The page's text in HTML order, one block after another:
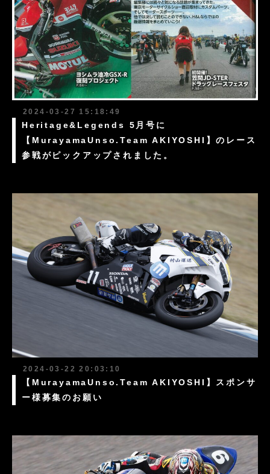
2024-03-27 15:18:49
Heritage&Legends 5月号に
【MurayamaUnso.Team AKIYOSHI】のレース
参戦がピックアップされました。
2024-03-22 20:03:10
【MurayamaUnso.Team AKIYOSHI】スポンサ
ー様募集のお願い